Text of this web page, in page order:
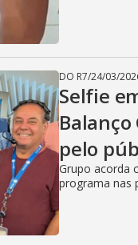
DO R7/24/03/
Selfie
pelo
Grupo acorda
programa nas